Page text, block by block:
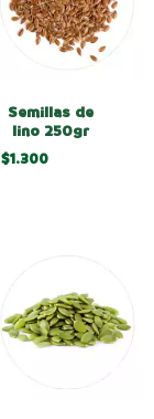
Semillas de
lino 250gr
$1.300